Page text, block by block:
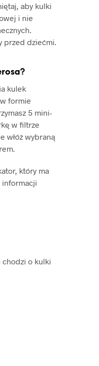
aby kulki
i nie
przed dziećmi.
kulek
formie
5 mini-
w filtrze
włóż wybraną
który ma
chodzi o kulki